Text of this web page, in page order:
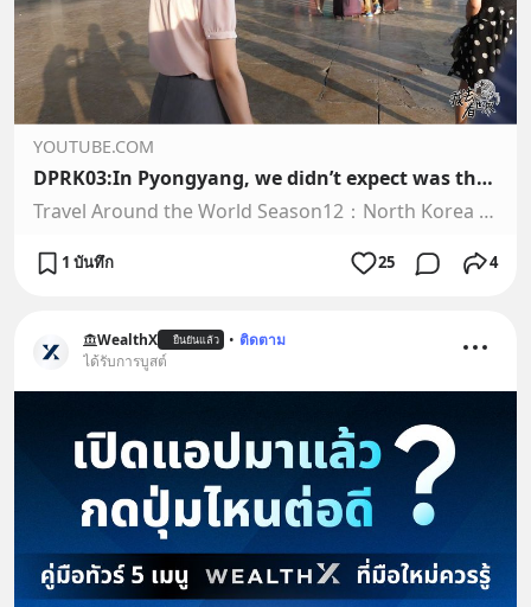
YOUTUBE.COM
DPRK03:In Pyongyang, we didn’t expect was that the streets of this city were so clean.
Travel Around the World Season12：North Korea World made by SaoGroup：Pengfei Zhang，Qiuli，Chenwei.Wechat number：我去看世界，subscribe us for more videos in【North Kor...
1 บันทึก 25 4
WealthX ยืนยันแล้ว • ติดตาม
ได้รับการบูสต์